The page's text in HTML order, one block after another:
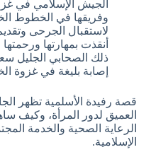
الجيش الإسلامي في
وفريقها في الخطوط
لاستقبال الجرحى
أنقذت بمهارتها
ذلك الصحابي الجليل
إصابة بليغة في غزوة
قصة رفيدة الأسلمية تظهر
العميق لدور المرأة، وكيف
الرعاية الصحية والخدمة
الإسلامية.